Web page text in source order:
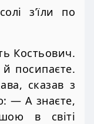
з’їли по
Костьович.
посипаєте.
сказав з
— А знаєте,
в світі